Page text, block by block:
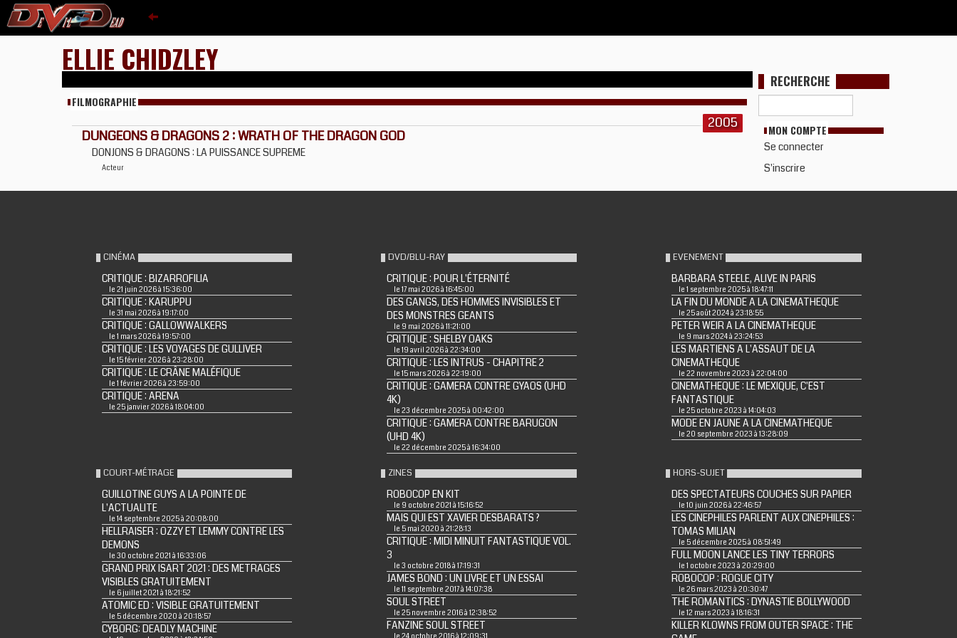
ELLIE CHIDZLEY
FILMOGRAPHIE
2005
DUNGEONS & DRAGONS 2 : WRATH OF THE DRAGON GOD
DONJONS & DRAGONS : LA PUISSANCE SUPREME
Acteur
RECHERCHE
MON COMPTE
Se connecter
S'inscrire
CINÉMA
CRITIQUE : BIZARROFILIA
le 21 juin 2026 à 15:36:00
CRITIQUE : KARUPPU
le 31 mai 2026 à 19:17:00
CRITIQUE : GALLOWWALKERS
le 1 mars 2026 à 19:57:00
CRITIQUE : LES VOYAGES DE GULLIVER
le 15 février 2026 à 23:28:00
CRITIQUE : LE CRÂNE MALÉFIQUE
le 1 février 2026 à 23:59:00
CRITIQUE : ARENA
le 25 janvier 2026 à 18:04:00
DVD/BLU-RAY
CRITIQUE : POUR L'ÉTERNITÉ
le 17 mai 2026 à 16:45:00
DES GANGS, DES HOMMES INVISIBLES ET
DES MONSTRES GEANTS
le 9 mai 2026 à 11:21:00
CRITIQUE : SHELBY OAKS
le 19 avril 2026 à 22:34:00
CRITIQUE : LES INTRUS - CHAPITRE 2
le 15 mars 2026 à 22:19:00
CRITIQUE : GAMERA CONTRE GYAOS (UHD
4K)
le 23 décembre 2025 à 00:42:00
CRITIQUE : GAMERA CONTRE BARUGON
(UHD 4K)
le 22 décembre 2025 à 16:34:00
EVENEMENT
BARBARA STEELE, ALIVE IN PARIS
le 1 septembre 2025 à 18:47:11
LA FIN DU MONDE A LA CINEMATHEQUE
le 25 août 2024 à 23:18:55
PETER WEIR A LA CINEMATHEQUE
le 9 mars 2024 à 23:24:53
LES MARTIENS A L'ASSAUT DE LA
CINEMATHEQUE
le 22 novembre 2023 à 22:04:00
CINEMATHEQUE : LE MEXIQUE, C'EST
FANTASTIQUE
le 25 octobre 2023 à 14:04:03
MODE EN JAUNE A LA CINEMATHEQUE
le 20 septembre 2023 à 13:28:09
COURT-MÉTRAGE
GUILLOTINE GUYS A LA POINTE DE
L'ACTUALITE
le 14 septembre 2025 à 20:08:00
HELLRAISER : OZZY ET LEMMY CONTRE LES
DEMONS
le 30 octobre 2021 à 16:33:06
GRAND PRIX ISART 2021 : DES METRAGES
VISIBLES GRATUITEMENT
le 6 juillet 2021 à 18:21:52
ATOMIC ED : VISIBLE GRATUITEMENT
le 5 décembre 2020 à 20:18:57
CYBORG: DEADLY MACHINE
ZINES
ROBOCOP EN KIT
le 9 octobre 2021 à 15:16:52
MAIS QUI EST XAVIER DESBARATS ?
le 5 mai 2020 à 21:28:13
CRITIQUE : MIDI MINUIT FANTASTIQUE VOL.
3
le 3 octobre 2018 à 17:19:31
JAMES BOND : UN LIVRE ET UN ESSAI
le 11 septembre 2017 à 14:07:38
SOUL STREET
le 25 novembre 2016 à 12:38:52
FANZINE SOUL STREET
HORS-SUJET
DES SPECTATEURS COUCHES SUR PAPIER
le 10 juin 2026 à 22:46:57
LES CINEPHILES PARLENT AUX CINEPHILES :
TOMAS MILIAN
le 5 décembre 2025 à 08:51:49
FULL MOON LANCE LES TINY TERRORS
le 1 octobre 2023 à 20:29:00
ROBOCOP : ROGUE CITY
le 26 mars 2023 à 20:30:47
THE ROMANTICS : DYNASTIE BOLLYWOOD
le 12 mars 2023 à 18:16:31
KILLER KLOWNS FROM OUTER SPACE : THE